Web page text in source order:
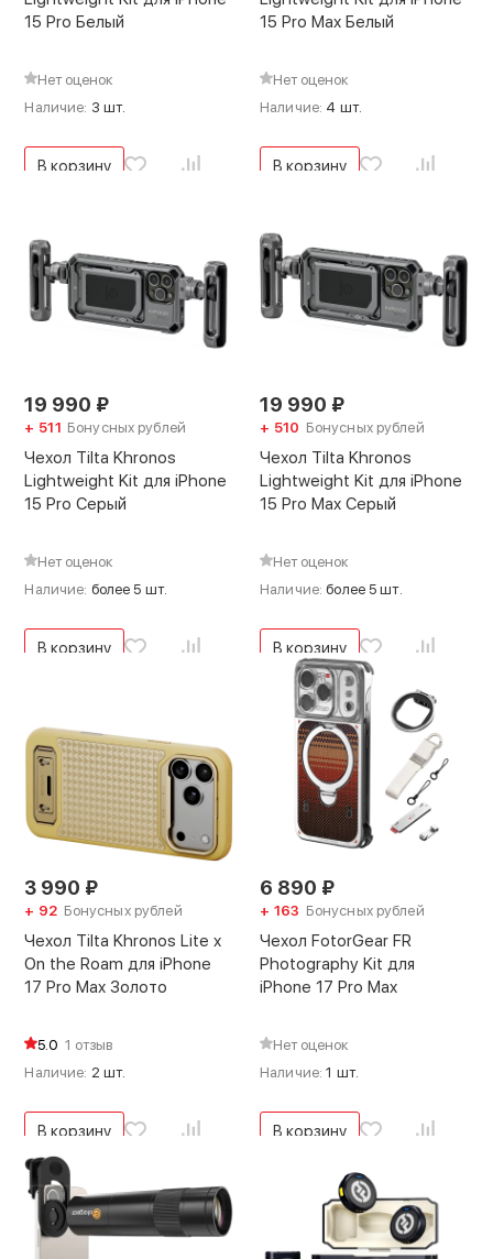
15 Pro Белый
Нет оценок
Наличие: 3 шт.
В корзину
15 Pro Max Белый
Нет оценок
Наличие: 4 шт.
В корзину
19 990 ₽
+ 511 Бонусных рублей
Чехол Tilta Khronos
Lightweight Kit для iPhone
15 Pro Серый
Нет оценок
Наличие: более 5 шт.
В корзину
19 990 ₽
+ 510 Бонусных рублей
Чехол Tilta Khronos
Lightweight Kit для iPhone
15 Pro Max Серый
Нет оценок
Наличие:более 5 шт.
В корзину
3 990 ₽
+ 92 Бонусных рублей
Чехол Tilta Khronos Lite x
On the Roam для iPhone
17 Pro Max Золото
5.0 1 отзыв
Наличие: 2 шт.
В корзину
6 890 ₽
+ 163 Бонусных рублей
Чехол FotorGear FR
Photography Kit для
iPhone 17 Pro Max
Нет оценок
Наличие:1 шт.
В корзину